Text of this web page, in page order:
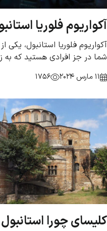
آکواریوم فلوریا
آکواریوم فلوریا استانبول،
شما در جز افرادی هستید که به
11 مارس 2024 1756
کلیسای چورا استانبول